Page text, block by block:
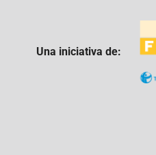
Una iniciativa de: